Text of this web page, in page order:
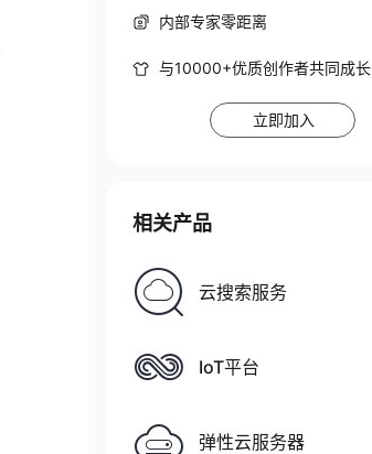
内部专家零距离
与10000+优质创作者共同成长
立即加入
相关产品
云搜索服务
IoT平台
弹性云服务器